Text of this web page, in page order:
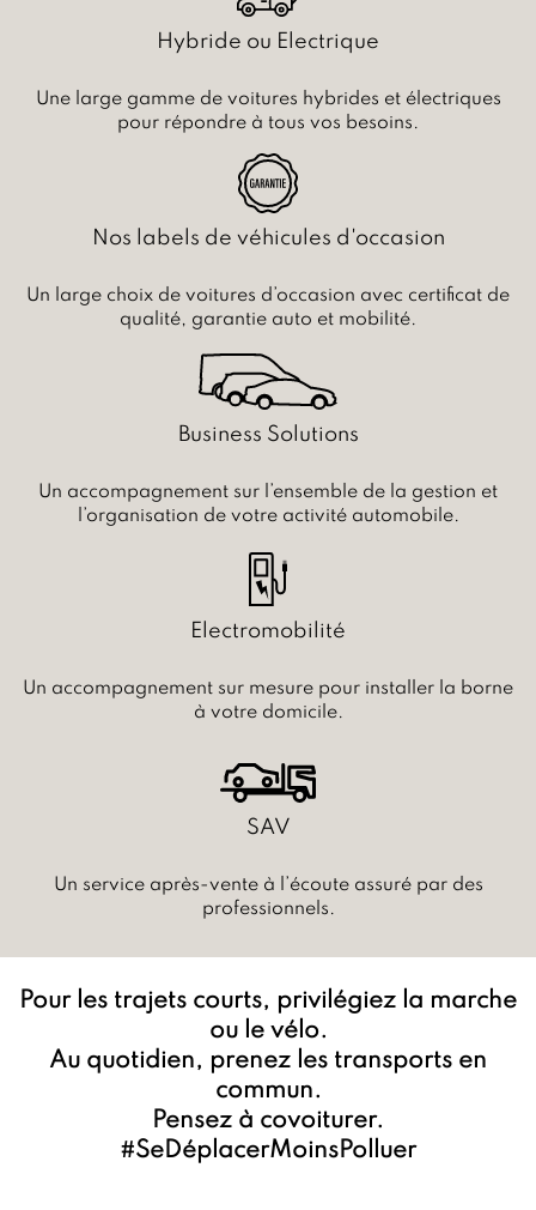
Hybride ou Electrique
Une large gamme de voitures hybrides et électriques
pour répondre à tous vos besoins.
Nos labels de véhicules d'occasion
Un large choix de voitures d’occasion avec certificat de
qualité, garantie auto et mobilité.
Business Solutions
Un accompagnement sur l’ensemble de la gestion et
l’organisation de votre activité automobile.
Electromobilité
Un accompagnement sur mesure pour installer la borne
à votre domicile.
SAV
Un service après-vente à l’écoute assuré par des
professionnels.
Pour les trajets courts, privilégiez la marche
ou le vélo.
Au quotidien, prenez les transports en
commun.
Pensez à covoiturer.
#SeDéplacerMoinsPolluer